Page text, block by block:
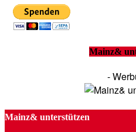
Mainz&
-
Mainz& unterstützen